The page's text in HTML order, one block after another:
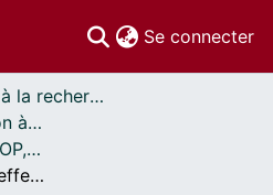
Se connecter
Vice-rectorat à la recherche // Office of the V-P, Research
Programme d’initiation à la recherche au premier cycle (PIRPC) // Undergraduate Research Opportunity Program (UROP)
PIRPC, 2017-18 // UROP, 2017-18
La simulation et son effet sur l’anxiété des étudiants en nutrition